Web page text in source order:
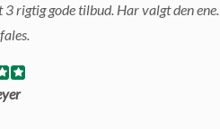
rigtig gode tilbud. Har valgt den ene.